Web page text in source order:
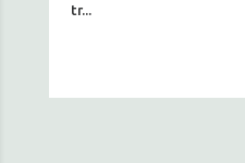
tr...